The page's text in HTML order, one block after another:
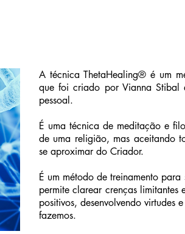
A técnica ThetaHealing® é um
que foi criado por Vianna Stibal
pessoal.
É uma técnica de meditação e
de uma religião, mas aceitando
se aproximar do Criador.
É um método de treinamento
permite clarear crenças limitantes
positivos, desenvolvendo virtudes
fazemos.